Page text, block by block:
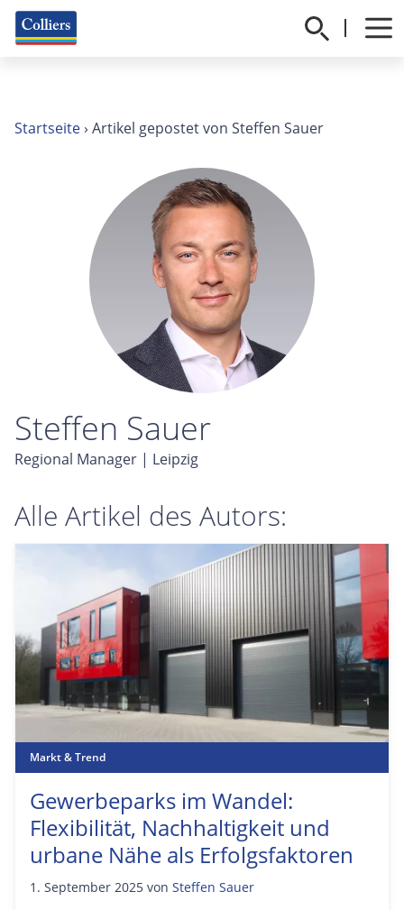
Startseite› Artikel gepostet von Steffen Sauer
Steffen Sauer
Regional Manager | Leipzig
Alle Artikel des Autors:
Markt & Trend
Gewerbeparks im Wandel:
Flexibilität, Nachhaltigkeit und
urbane Nähe als Erfolgsfaktoren
1. September 2025 von Steffen Sauer